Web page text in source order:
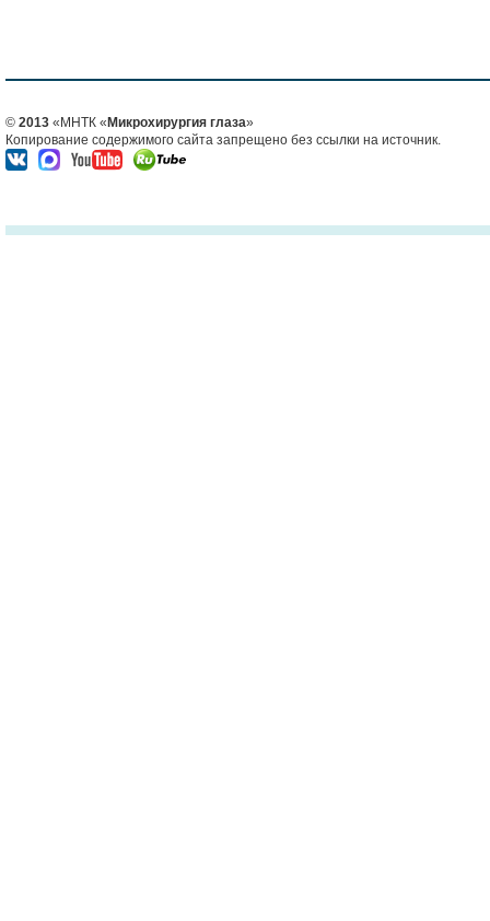
© 2013 «МНТК « Микрохирургия глаза»
Копирование содержимого сайта запрещено без ссылки на источник.